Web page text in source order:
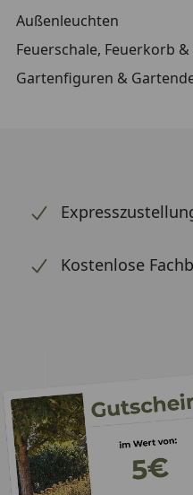
Außenleuchten
Feuerschale, Feuerkorb
Gartenfiguren &
Kostenlose